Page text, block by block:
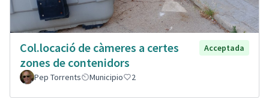
Col.locació de càmeres a certes
zones de contenidors
Acceptada
Pep Torrents Municipio 2